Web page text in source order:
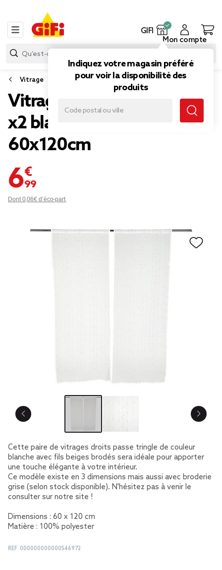
GIFI
Indiquez votre magasin préféré
pour voir la disponibilité des
produits
Mon compte
Vitrage
Vitrage droit passe tringle
x2 blanc broderie fil beige
60x120cm
6,99 €
Dont 0,06€ d’éco-part
Cette paire de vitrages droits passe tringle de couleur
blanche avec fils beiges brodés sera idéale pour apporter
une touche élégante à votre intérieur.
Ce modèle existe en 3 dimensions mais aussi avec broderie
grise (selon stock disponible). N'hésitez pas à venir le
consulter sur notre site !
Dimensions : 60 x 120 cm
Matière : 100% polyester
REF. 000000000000546972